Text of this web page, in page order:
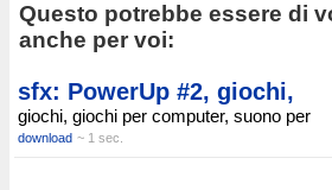
Questo potrebbe essere di
anche per voi:
sfx: PowerUp #2, giochi,
giochi, giochi per computer, suono per
download ~ 1 sec.